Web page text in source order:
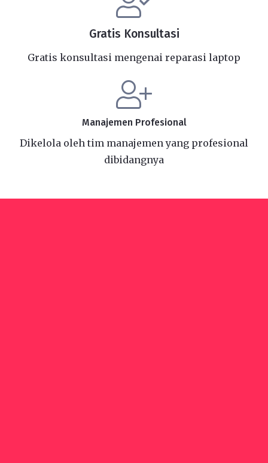
Gratis Konsultasi
Gratis konsultasi mengenai reparasi laptop
Manajemen Profesional
Dikelola oleh tim manajemen yang profesional
dibidangnya